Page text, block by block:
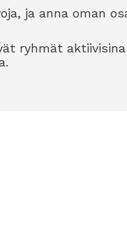
ja anna oman
ryhmät